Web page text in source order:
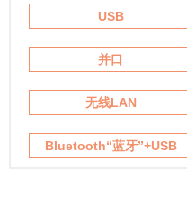
USB
并口
无线LAN
Bluetooth“蓝牙”+USB